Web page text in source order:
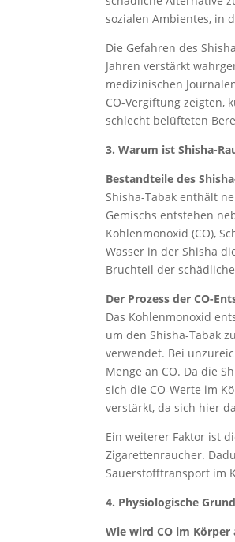
sozialen Ambientes, in
Die Gefahren des
Jahren verstärkt
medizinischen
CO-Vergiftung zeigten,
schlecht belüfteten
3. Warum ist Shisha-
Bestandteile des
Shisha-Tabak enthält
Gemischs entstehen
Kohlenmonoxid (CO),
Wasser in der Shisha
Bruchteil der
Der Prozess der CO-
Das Kohlenmonoxid
um den Shisha-Tabak
verwendet. Bei
Menge an CO. Da die
sich die CO-Werte im
verstärkt, da sich hier
Ein weiterer Faktor ist
Zigarettenraucher.
Sauerstofftransport im
4. Physiologische
Wie wird CO im Körper